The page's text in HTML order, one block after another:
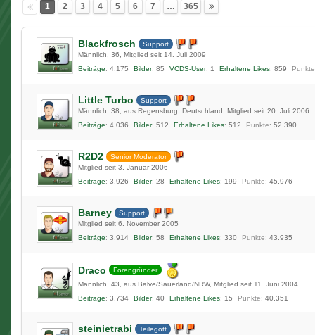
1 2 3 4 5 6 7 … 365
Blackfrosch
Support
Männlich
36
Mitglied seit 14. Juli 2009
Beiträge
4.175 Bilder 85 VCDS-User 1 Erhaltene Likes 859 Punkte
Little Turbo
Support
Männlich
38 aus Regensburg, Deutschland
Mitglied seit 20. Juli 2006
Beiträge
4.036 Bilder 512 Erhaltene Likes 512 Punkte 52.390
R2D2
Senior Moderator
Mitglied seit 3. Januar 2006
Beiträge
3.926 Bilder 28 Erhaltene Likes 199 Punkte 45.976
Barney
Support
Mitglied seit 6. November 2005
Beiträge
3.914 Bilder 58 Erhaltene Likes 330 Punkte 43.935
Draco
Forengründer
Männlich
43 aus Balve/Sauerland/NRW Mitglied seit 11. Juni 2004
Beiträge
3.734 Bilder 40 Erhaltene Likes 15 Punkte 40.351
steinietrabi
Teilegott